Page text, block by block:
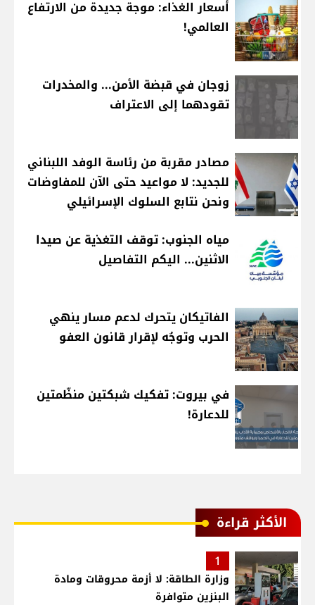
أسعار الغذاء: موجة جديدة من الارتفاع
العالمي!
زوجان في قبضة الأمن... والمخدرات
تقودهما إلى الاعتراف
مصادر مقربة من رئاسة الوفد اللبناني
للجديد: لا مواعيد حتى الآن للمفاوضات
ونحن نتابع السلوك الإسرائيلي
مياه الجنوب: توقف التغذية عن صيدا
الاثنين... اليكم التفاصيل
الفاتيكان يتحرك لدعم مسار ينهي
الحرب وتوجُه لإقرار قانون العفو
في بيروت: تفكيك شبكتين منظّمتين
للدعارة!
الأكثر قراءة
1
وزارة الطاقة: لا أزمة محروقات ومادة
البنزين متوافرة